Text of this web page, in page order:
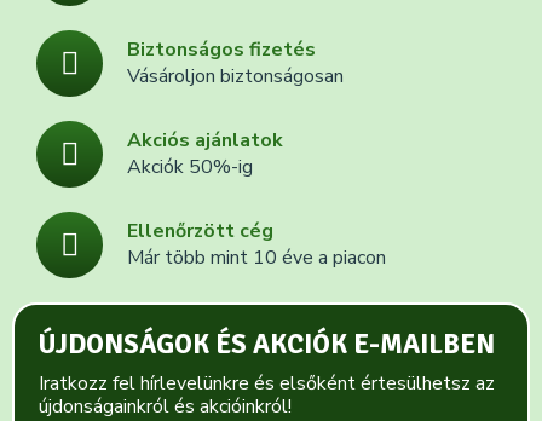
Biztonságos fizetés
Vásároljon biztonságosan
Akciós ajánlatok
Akciók 50%-ig
Ellenőrzött cég
Már több mint 10 éve a piacon
ÚJDONSÁGOK ÉS AKCIÓK E-MAILBEN
Iratkozz fel hírlevelünkre és elsőként értesülhetsz az
újdonságainkról és akcióinkról!